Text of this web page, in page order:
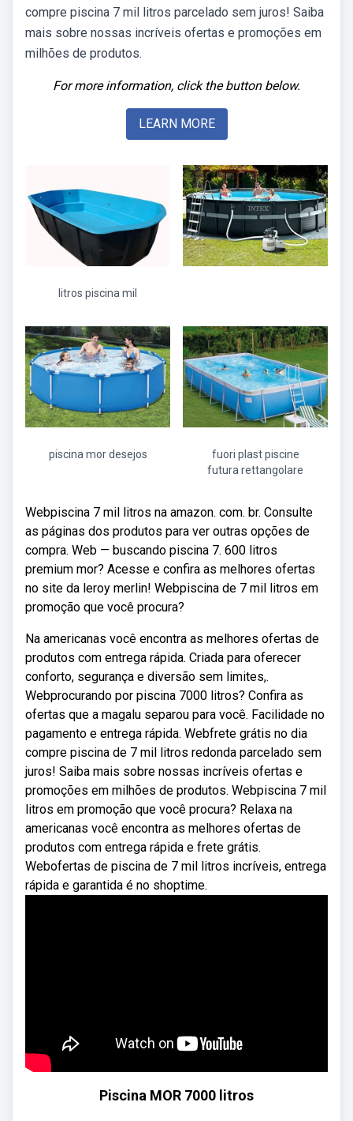
compre piscina 7 mil litros parcelado sem juros! Saiba
mais sobre nossas incríveis ofertas e promoções em
milhões de produtos.
For more information, click the button below.
LEARN MORE
litros piscina mil
piscina mor desejos
fuori plast piscine
futura rettangolare
Webpiscina 7 mil litros na amazon. com. br. Consulte
as páginas dos produtos para ver outras opções de
compra. Web — buscando piscina 7. 600 litros
premium mor? Acesse e confira as melhores ofertas
no site da leroy merlin! Webpiscina de 7 mil litros em
promoção que você procura?
Na americanas você encontra as melhores ofertas de
produtos com entrega rápida. Criada para oferecer
conforto, segurança e diversão sem limites,.
Webprocurando por piscina 7000 litros? Confira as
ofertas que a magalu separou para você. Facilidade no
pagamento e entrega rápida. Webfrete grátis no dia
compre piscina de 7 mil litros redonda parcelado sem
juros! Saiba mais sobre nossas incríveis ofertas e
promoções em milhões de produtos. Webpiscina 7 mil
litros em promoção que você procura? Relaxa na
americanas você encontra as melhores ofertas de
produtos com entrega rápida e frete grátis.
Webofertas de piscina de 7 mil litros incríveis, entrega
rápida e garantida é no shoptime.
Piscina MOR 7000 litros